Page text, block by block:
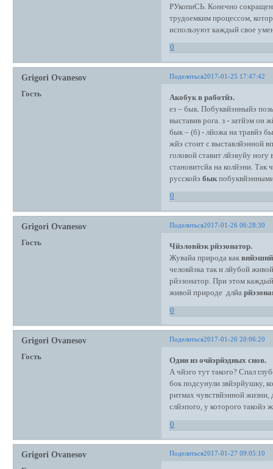
РУкопиСЬ. Конечно
трудоемким процессом,
используют каждый свое
0
Поделиться2017-01-25 17:47:42
Grigori Ovanesov
Гость
Акобук в работйэ.
ез – бык. Побуквйэнныйэ
выставив рога. з - затйэм он
бык – (б) - лйожа на травйэ
жйэ стоит с выставлйэнной
головой ставит лйэвуйу
становитсйа на колйэни. Так
русскойэбык
0
Поделиться2017-01-26 06:28:30
Grigori Ovanesov
Гость
Чйэловйэк рйэзонатор.
Жувайа природа как
человйэка так и лйубой
рйэзонатор. При этом
живой природе длйа
0
Поделиться2017-01-26 20:06:20
Grigori Ovanesov
Гость
Один из очйэрйэдных снов.
А чйэго тут такого? Спал
бок подсунули звйэрйушку,
ритмах чувствйэнной жизни,
слйэпого, у которого такойэ
0
Поделиться2017-01-27 09:05:10
Grigori Ovanesov